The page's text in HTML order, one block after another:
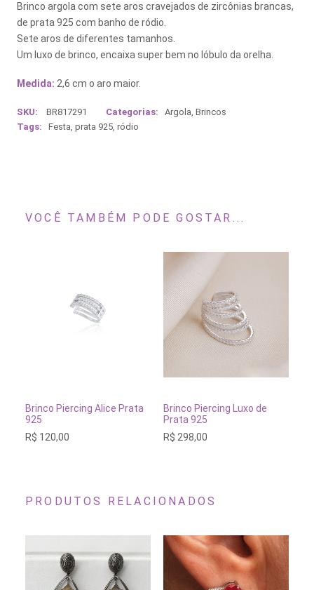
Brinco argola com sete aros cravejados de zircônias brancas,
de prata 925 com banho de ródio.
Sete aros de diferentes tamanhos.
Um luxo de brinco, encaixa super bem no lóbulo da orelha.
Medida: 2,6 cm o aro maior.
SKU: BR817291 Categorias: Argola, Brincos
Tags:
Festa, prata 925, ródio
VOCÊ TAMBÉM PODE GOSTAR...
ADICIONAR AO CARRINHO
Brinco Piercing Alice Prata
925
R$ 120,00
ADICIONAR AO
Brinco Piercing Luxo de
Prata 925
R$ 298,00
PRODUTOS RELACIONADOS